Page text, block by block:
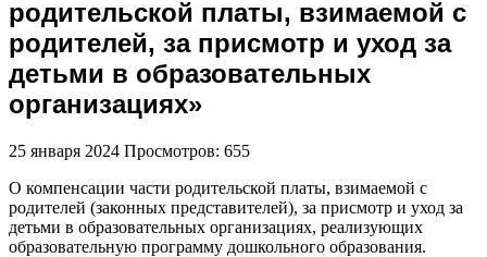
родительской платы, взимаемой с
родителей, за присмотр и уход за
детьми в образовательных
организациях»
25 января 2024 Просмотров: 655
О компенсации части родительской платы, взимаемой с
родителей (законных представителей), за присмотр и уход за
детьми в образовательных организациях, реализующих
образовательную программу дошкольного образования.